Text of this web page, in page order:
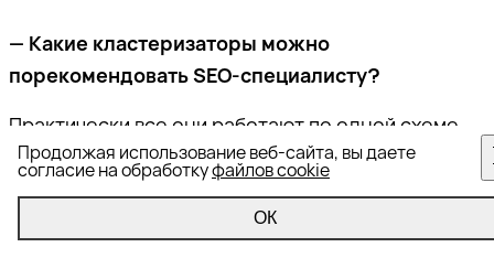
Продолжая использование веб-сайта, вы даете
согласие на обработкуфайлов cookie
ОК
— Какие кластеризаторы можно
порекомендовать SEO-специалисту?
Практически все они работают по одной схеме.
Их работа сводится к анализу того, что есть в
топе, без глубокого анализа, насколько оно
связано с самим запросом. Можно выбрать тот, с
которым вам удобнее работать.